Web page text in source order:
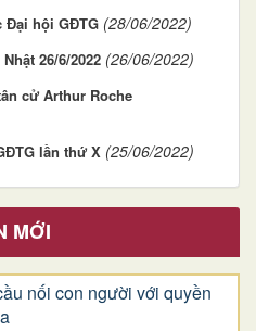
Đại hội GĐTG (28/06/2022)
26/6/2022 (26/06/2022)
cử Arthur Roche
lần thứ X (25/06/2022)
MỚI
nối con người với quyền